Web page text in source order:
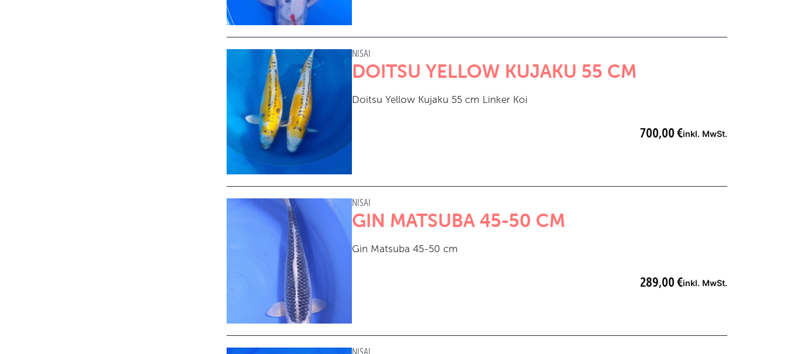
NISAI
DOITSU YELLOW KUJAKU 55 CM
700,00 €inkl. MwSt.
Doitsu Yellow Kujaku 55 cm Linker Koi
NISAI
GIN MATSUBA 45-50 CM
289,00 €inkl. MwSt.
Gin Matsuba 45-50 cm
NISAI